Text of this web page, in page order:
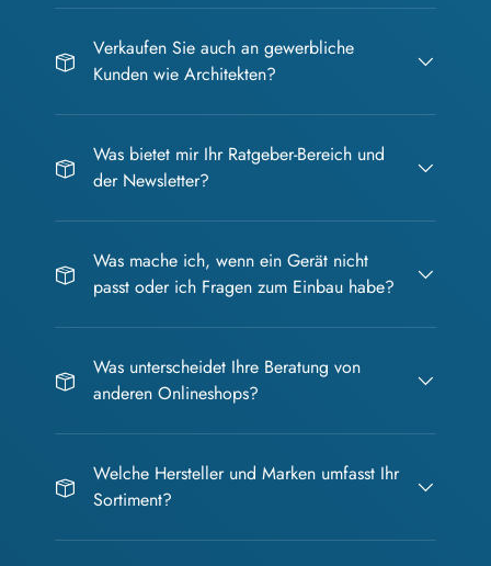
Verkaufen Sie auch an gewerbliche
Kunden wie Architekten?
Was bietet mir Ihr Ratgeber-Bereich und
der Newsletter?
Was mache ich, wenn ein Gerät nicht
passt oder ich Fragen zum Einbau habe?
Was unterscheidet Ihre Beratung von
anderen Onlineshops?
Welche Hersteller und Marken umfasst Ihr
Sortiment?